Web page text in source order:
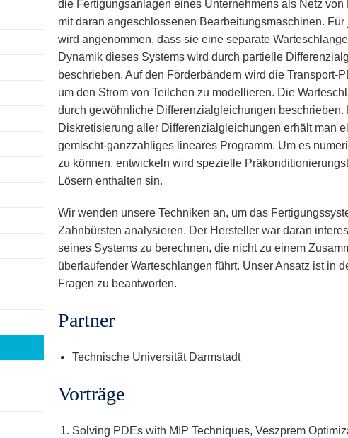
die Fertigungsanlagen eines Unternehmens als Netz von
mit daran angeschlossenen Bearbeitungsmaschinen.
wird angenommen, dass sie eine separate
Dynamik dieses Systems wird durch partielle
beschrieben. Auf den Förderbändern wird die Transport-
um den Strom von Teilchen zu modellieren. Die
durch gewöhnliche Differenzialgleichungen beschrieben.
Diskretisierung aller Differenzialgleichungen erhält man
gemischt-ganzzahliges lineares Programm. Um es
zu können, entwickeln wird spezielle
Lösern enthalten sin.
Wir wenden unsere Techniken an, um das
Zahnbürsten analysieren. Der Hersteller war daran
seines Systems zu berechnen, die nicht zu einem
überlaufender Warteschlangen führt. Unser Ansatz ist in
Fragen zu beantworten.
Partner
Technische Universität Darmstadt
Vorträge
Solving PDEs with MIP Techniques, Veszprem